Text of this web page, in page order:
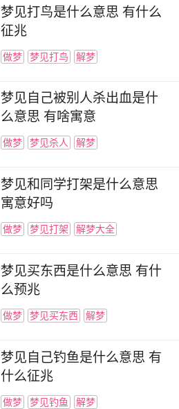
梦见打鸟是什么意思 有什么
征兆
做梦 梦见打鸟 解梦
梦见自己被别人杀出血是什
么意思 有啥寓意
做梦 梦见杀人 解梦
梦见和同学打架是什么意思
寓意好吗
做梦 梦见打架 解梦大全
梦见买东西是什么意思 有什
么预兆
做梦 梦见买东西 解梦
梦见自己钓鱼是什么意思 有
什么征兆
做梦 梦见钓鱼 解梦